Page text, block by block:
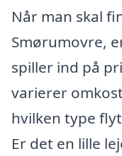
Når man skal
Smørumovre,
spiller ind på
varierer
hvilken type
Er det en lille